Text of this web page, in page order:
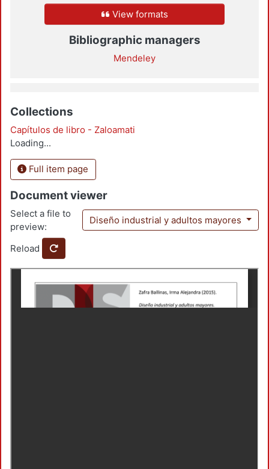
View formats
Bibliographic managers
Mendeley
Collections
Capítulos de libro - Zaloamati
Loading...
Full item page
Document viewer
Select a file to
preview:
Diseño industrial y adultos mayores
Reload